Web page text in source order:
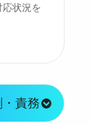
状況を
責務